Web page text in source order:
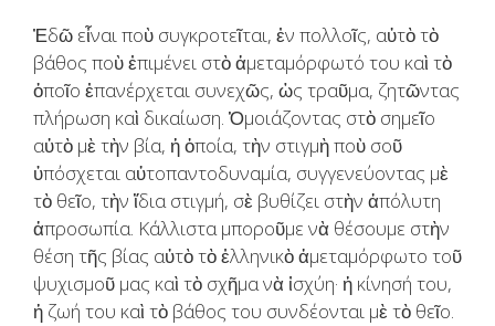
Ἐδῶ εἶναι ποὺ συγκροτεῖται, ἐν πολλοῖς, αὐτὸ τὸ
βάθος ποὺ ἐπιμένει στὸ ἀμεταμόρφωτό του καὶ τὸ
ὁποῖο ἐπανέρχεται συνεχῶς, ὡς τραῦμα, ζητῶντας
πλήρωση καὶ δικαίωση. Ὁμοιάζοντας στὸ σημεῖο
αὐτὸ μὲ τὴν βία, ἡ ὁποία, τὴν στιγμὴ ποὺ σοῦ
ὑπόσχεται αὐτοπαντοδυναμία, συγγενεύοντας μὲ
τὸ θεῖο, τὴν ἴδια στιγμή, σὲ βυθίζει στὴν ἀπόλυτη
ἀπροσωπία. Κάλλιστα μποροῦμε νὰ θέσουμε στὴν
θέση τῆς βίας αὐτὸ τὸ ἑλληνικὸ ἀμεταμόρφωτο τοῦ
ψυχισμοῦ μας καὶ τὸ σχῆμα νὰ ἰσχύη· ἡ κίνησή του,
ἡ ζωή του καὶ τὸ βάθος του συνδέονται μὲ τὸ θεῖο.